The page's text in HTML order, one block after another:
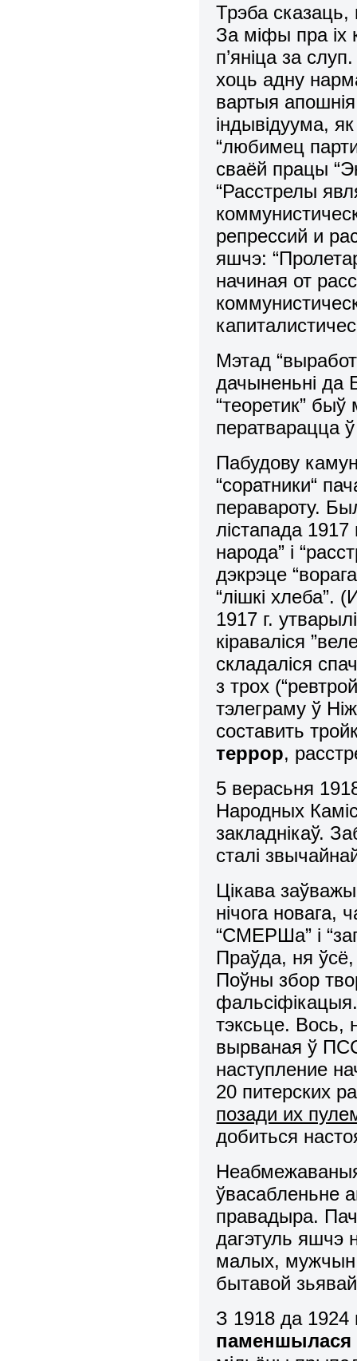
Трэба сказаць,
За міфы пра іх
п’яніца за
хоць адну
вартыя апошнія
індывідуума,
“любимец
сваёй працы
“Расстрелы
репрессий и
яшчэ:
начиная от
Мэтад
дачыненьні да
“теоретик”
ператварацца
Пабудову
“соратники“
перавароту.
лістапада 1917
народа” і
дэкрэце
“лішкі
1917 г.
кіраваліся
складаліся
з трох
тэлеграму ў
составить
террор,
5 верасьня
Народных
закладнікаў.
сталі
Цікава
нічога новага,
“СМЕРШа” і
Праўда, ня
Поўны збор
тэксьце. Вось,
вырваная ў
наступление
20 питерских
позади их
добиться
ўвасабленьне
правадыра.
дагэтуль яшчэ
малых, мужчын
бытавой
З 1918 да 1924
паменшылася